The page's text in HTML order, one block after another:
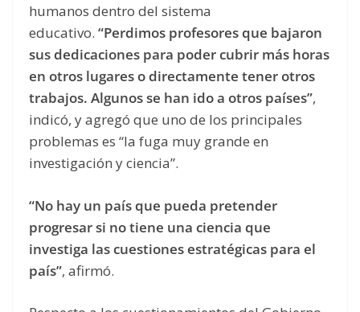
humanos dentro del sistema
educativo. “Perdimos profesores que bajaron
sus dedicaciones para poder cubrir más horas
en otros lugares o directamente tener otros
trabajos. Algunos se han ido a otros países”,
indicó, y agregó que uno de los principales
problemas es “la fuga muy grande en
investigación y ciencia”.
“No hay un país que pueda pretender
progresar si no tiene una ciencia que
investiga las cuestiones estratégicas para el
país”, afirmó.